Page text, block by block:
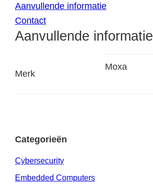
Aanvullende informatie
Contact
Aanvullende informatie
Merk
Moxa
Categorieën
Cybersecurity
Embedded Computers